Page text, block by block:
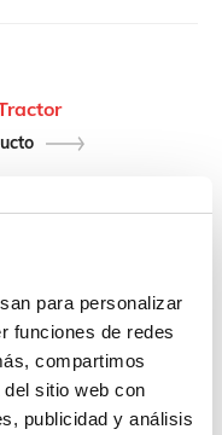
para personalizar
funciones de redes
compartimos
sitio web con
publicidad y análisis